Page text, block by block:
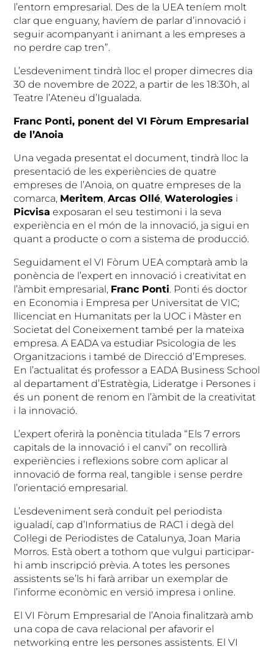
l’entorn empresarial. Des de la UEA teníem molt
clar que enguany, havíem de parlar d’innovació i
seguir acompanyant i animant a les empreses a
no perdre cap tren”.
L’esdeveniment tindrà lloc el proper dimecres dia
30 de novembre de 2022, a partir de les 18:30h, al
Teatre l’Ateneu d’Igualada.
Franc Ponti, ponent del VI Fòrum Empresarial
de l’Anoia
Una vegada presentat el document, tindrà lloc la
presentació de les experiències de quatre
empreses de l’Anoia, on quatre empreses de la
comarca, Meritem,Arcas Ollé,Waterologies i
Picvisa exposaran el seu testimoni i la seva
experiència en el món de la innovació, ja sigui en
quant a producte o com a sistema de producció.
Seguidament el VI Fòrum UEA comptarà amb la
ponència de l’expert en innovació i creativitat en
l’àmbit empresarial, Franc Ponti. Ponti és doctor
en Economia i Empresa per Universitat de VIC;
llicenciat en Humanitats per la UOC i Màster en
Societat del Coneixement també per la mateixa
empresa. A EADA va estudiar Psicologia de les
Organitzacions i també de Direcció d’Empreses.
En l’actualitat és professor a EADA Business School
al departament d’Estratègia, Lideratge i Persones i
és un ponent de renom en l’àmbit de la creativitat
i la innovació.
L’expert oferirà la ponència titulada “Els 7 errors
capitals de la innovació i el canvi” on recollirà
experiències i reflexions sobre com aplicar al
innovació de forma real, tangible i sense perdre
l’orientació empresarial.
L’esdeveniment serà conduït pel periodista
igualadí, cap d’Informatius de RAC1 i degà del
Col·legi de Periodistes de Catalunya, Joan Maria
Morros. Està obert a tothom que vulgui participar-
hi amb inscripció prèvia. A totes les persones
assistents se’ls hi farà arribar un exemplar de
l’informe econòmic en versió impresa i online.
El VI Fòrum Empresarial de l’Anoia finalitzarà amb
una copa de cava relacional per afavorir el
networking entre les persones assistents. El VI